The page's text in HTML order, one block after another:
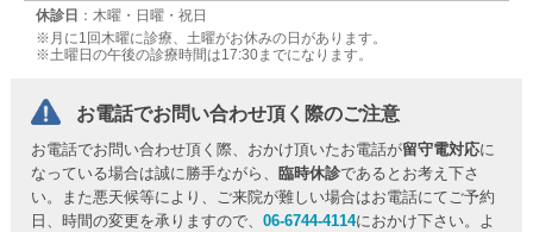
休診日 ：木曜・日曜・祝日
※月に1回木曜に診療、土曜がお休みの日があります。
※土曜日の午後の診療時間は17:30までになります。
お電話でお問い合わせ頂く際のご注意
お電話でお問い合わせ頂く際、おかけ頂いたお電話が留守電対応に
なっている場合は誠に勝手ながら、
臨時休診であるとお考え下さ
い。また悪天候等により、ご来院が難しい場合はお電話にてご予約
日、時間の変更を承りますので、06-6744-4114におかけ下さい。よ